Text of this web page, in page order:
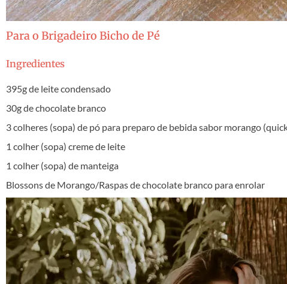
Para o Brigadeiro Bicho de Pé
Ingredientes
395g de leite condensado
30g de chocolate branco
3 colheres (sopa) de pó para preparo de bebida sabor morango
1 colher (sopa) creme de leite
1 colher (sopa) de manteiga
Blossons de Morango/Raspas de chocolate branco para enrolar